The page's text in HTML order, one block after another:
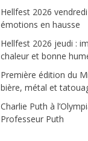
Hellfest 2026
émotions en hausse
Hellfest 2026 jeudi :
chaleur et bonne
Première édition du
bière, métal et
Charlie Puth à
Professeur Puth